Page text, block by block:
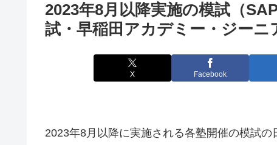
2023年8月以降実施の模試（
試・早稲田アカデミー・ジーニ
X Facebook
2023年8月以降に実施される各塾開催の模試の